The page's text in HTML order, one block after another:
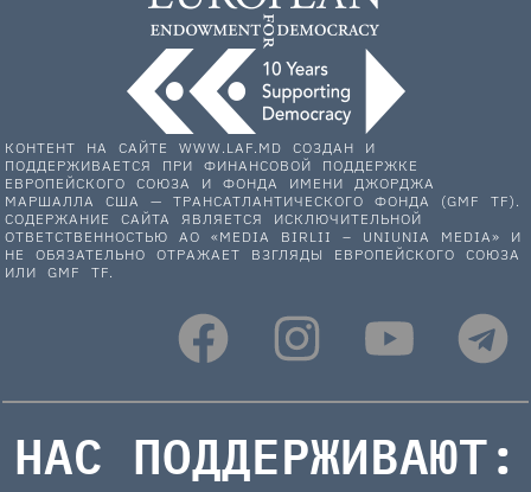
КОНТЕНТ НА САЙТЕ WWW.LAF.MD СОЗДАН И
ПОДДЕРЖИВАЕТСЯ ПРИ ФИНАНСОВОЙ ПОДДЕРЖКЕ
ЕВРОПЕЙСКОГО СОЮЗА И ФОНДА ИМЕНИ ДЖОРДЖА
МАРШАЛЛА США — ТРАНСАТЛАНТИЧЕСКОГО ФОНДА (GMF TF).
СОДЕРЖАНИЕ САЙТА ЯВЛЯЕТСЯ ИСКЛЮЧИТЕЛЬНОЙ
ОТВЕТСТВЕННОСТЬЮ АО «MEDIA BIRLII – UNIUNIA MEDIA» И
НЕ ОБЯЗАТЕЛЬНО ОТРАЖАЕТ ВЗГЛЯДЫ ЕВРОПЕЙСКОГО СОЮЗА
ИЛИ GMF TF.
НАС ПОДДЕРЖИВАЮТ: